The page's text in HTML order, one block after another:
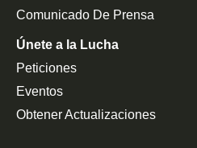
Comunicado De Prensa
Únete a la Lucha
Peticiones
Eventos
Obtener Actualizaciones